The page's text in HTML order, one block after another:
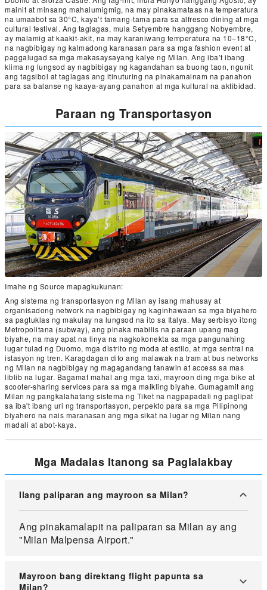
mainit at minsang mahalumigmig, na may pinakamataas na temperatura
na umaabot sa 30°C, kaya’t tamang-tama para sa alfresco dining at mga
cultural festival. Ang taglagas, mula Setyembre hanggang Nobyembre,
ay malamig at kaakit-akit, na may karaniwang temperatura na 10–18°C,
na nagbibigay ng kalmadong karanasan para sa mga fashion event at
paggalugad sa mga makasaysayang kalye ng Milan. Ang iba’t ibang
klima ng lungsod ay nagbibigay ng kagandahan sa buong taon, ngunit
ang tagsibol at taglagas ang itinuturing na pinakamainam na panahon
para sa balanse ng kaaya-ayang panahon at mga kultural na aktibidad.
Paraan ng Transportasyon
Imahe ng Source mapagkukunan:
Ang sistema ng transportasyon ng Milan ay isang mahusay at
organisadong network na nagbibigay ng kaginhawaan sa mga biyahero
sa pagtuklas ng makulay na lungsod na ito sa Italya. May serbisyo itong
Metropolitana (subway), ang pinaka mabilis na paraan upang mag
biyahe, na may apat na linya na nagkokonekta sa mga pangunahing
lugar tulad ng Duomo, mga distrito ng moda at estilo, at mga sentral na
istasyon ng tren. Karagdagan dito ang malawak na tram at bus networks
ng Milan na nagbibigay ng magagandang tanawin at access sa mas
liblib na lugar. Bagamat mahal ang mga taxi, mayroon ding mga bike at
scooter-sharing services para sa mga maikling biyahe. Gumagamit ang
Milan ng pangkalahatang sistema ng Tiket na nagpapadali ng paglipat
sa iba't ibang uri ng transportasyon, perpekto para sa mga Pilipinong
biyahero na nais maranasan ang mga sikat na lugar ng Milan nang
madali at abot-kaya.
Mga Madalas Itanong sa Paglalakbay
Ilang paliparan ang mayroon sa Milan?
Ang pinakamalapit na paliparan sa Milan ay ang
"Milan Malpensa Airport."
Mayroon bang direktang flight papunta sa
Milan?